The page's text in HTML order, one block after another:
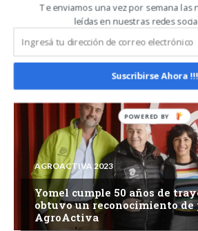
AGROACTIVA 2023
Voces femeninas del agro:
AGROACTIVA 2023
Yomel cumple 50 años de
obtuvo un reconocimiento de
AgroActiva
Te enviamos una vez por semana las
leídas en nuestras redes
Suscribirse Ahora !!!